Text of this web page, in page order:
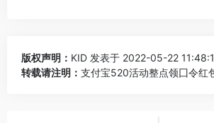
版权声明： KID 发表于 2022-05-22
转载请注明： 支付宝520活动整点领囗令红